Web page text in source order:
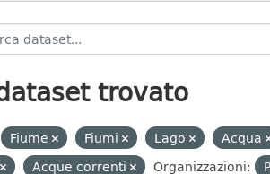
trovato
Fiume Fiumi Lago Acqua
Acque correnti Organizzazioni: